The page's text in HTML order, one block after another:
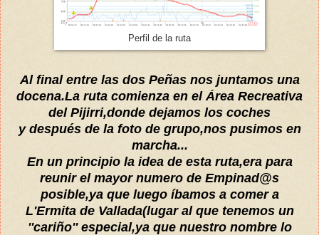
Perfil de la ruta
Al final entre las dos Peñas nos juntamos una
docena.La ruta comienza en el Área Recreativa
del Pijirri,donde dejamos los coches
y despuésde la foto de grupo,nos pusimos en
marcha...
En un principio la idea de esta ruta,era para
reunir el mayor numero de Empinad@s
posible,ya que luego íbamosa comer a
L'Ermita de Vallada(lugar al que tenemosun
''cariño'' especial,ya que nuestro nombre lo